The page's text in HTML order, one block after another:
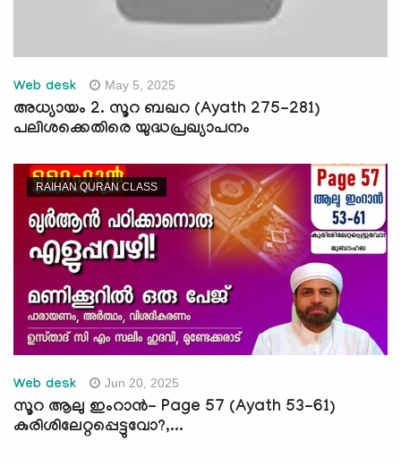
Web desk May 5, 2025
അധ്യായം 2. സൂറ ബഖറ (Ayath 275-281)
പലിശക്കെതിരെ യുദ്ധപ്രഖ്യാപനം
RAIHAN QURAN CLASS
Web desk Jun 20, 2025
സൂറ ആലു ഇംറാന്‍- Page 57 (Ayath 53-61)
കുരിശിലേറ്റപ്പെട്ടുവോ?,...